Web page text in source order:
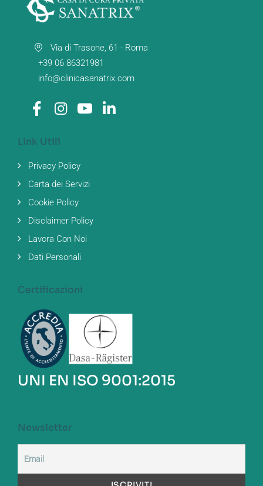
Via di Trasone, 61 - Roma
+39 06 86321981
info@clinicasanatrix.com
Link Utili
Privacy Policy
Carta dei Servizi
Cookie Policy
Disclaimer Policy
Lavora Con Noi
Dati Personali
Certificazioni
UNI EN ISO 9001:2015
Newsletter